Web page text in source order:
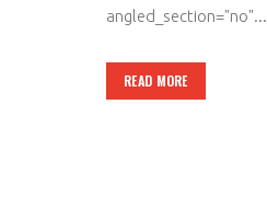
angled_section="no"...
READ MORE